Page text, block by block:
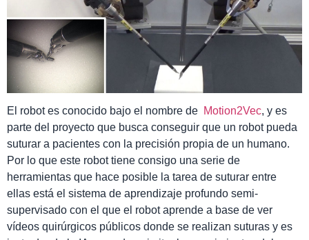
El robot es conocido bajo el nombre de Motion2Vec, y es
parte del proyecto que busca conseguir que un robot pueda
suturar a pacientes con la precisión propia de un humano.
Por lo que este robot tiene consigo una serie de
herramientas que hace posible la tarea de suturar entre
ellas está el sistema de aprendizaje profundo semi-
supervisado con el que el robot aprende a base de ver
vídeos quirúrgicos públicos donde se realizan suturas y es